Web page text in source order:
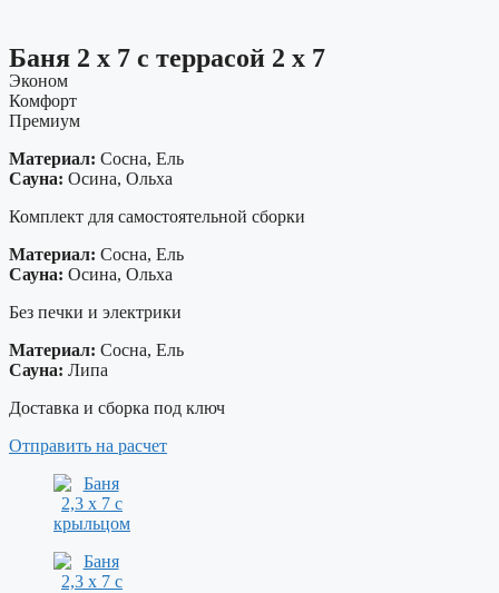
Баня 2 х 7 с террасой 2 х 7
Эконом
Комфорт
Премиум
Материал: Сосна, Ель
Сауна: Осина, Ольха
Комплект для самостоятельной сборки
Материал: Сосна, Ель
Сауна: Осина, Ольха
Без печки и электрики
Материал: Сосна, Ель
Сауна: Липа
Доставка и сборка под ключ
Отправить на расчет